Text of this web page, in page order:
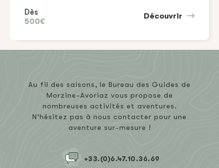
Dès
500€
Découvrir
Au fil des saisons, le Bureau des Guides de
Morzine-Avoriaz vous propose de
nombreuses activités et aventures.
N’hésitez pas à nous contacter pour une
aventure sur-mesure !
+33.(0)6.47.10.36.69